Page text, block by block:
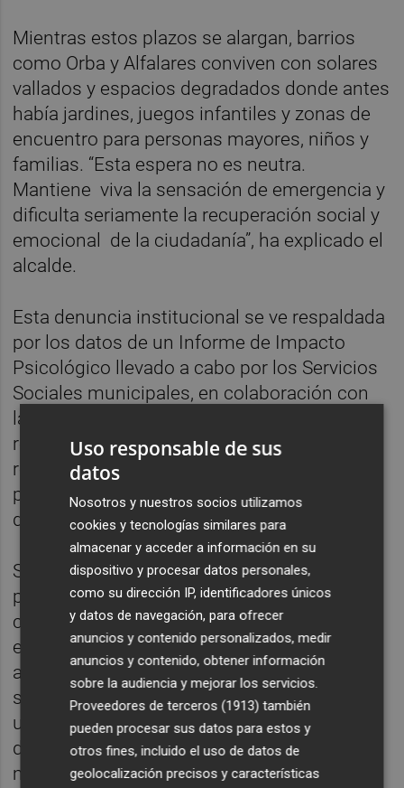
Mientras estos plazos se alargan, barrios
como Orba y Alfalares conviven con solares
vallados y espacios degradados donde antes
había jardines, juegos infantiles y zonas de
encuentro para personas mayores, niños y
familias. “Esta espera no es neutra.
Mantiene viva la sensación de emergencia y
dificulta seriamente la recuperación social y
emocional de la ciudadanía”, ha explicado el
alcalde.
Esta denuncia institucional se ve respaldada
por los datos de un Informe de Impacto
Psicológico llevado a cabo por los Servicios
Sociales municipales, en colaboración con
la Universitat de València, que acredita una
relación directa entre la lentitud en la
reconstrucción, derivada del fin del
procedimiento de emergencia, y el deterioro
del bienestar emocional de la población.
Según el informe, el daño visible y
prolongado en el espacio urbano actúa
como un recordatorio permanente del
evento traumático, disparando los casos de
ansiedad, estrés postraumático y
sintomatología depresiva. Los datos reflejan
un
incremento superior al 600 %en la
demanda de atención psicosocial en los
meses posteriores a la Dana.
Uso responsable de sus
datos
Nosotros y nuestros socios utilizamos
cookies y tecnologías similares para
almacenar y acceder a información en su
dispositivo y procesar datos personales,
como su dirección IP, identificadores únicos
y datos de navegación, para ofrecer
anuncios y contenido personalizados, medir
anuncios y contenido, obtener información
sobre la audiencia y mejorar los servicios.
Proveedores de terceros (1913) también
pueden procesar sus datos para estos y
otros fines, incluido el uso de datos de
geolocalización precisos y características